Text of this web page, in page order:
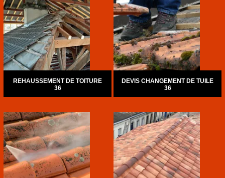
REHAUSSEMENT DE TOITURE
36
DEVIS CHANGEMENT DE TUILE
36